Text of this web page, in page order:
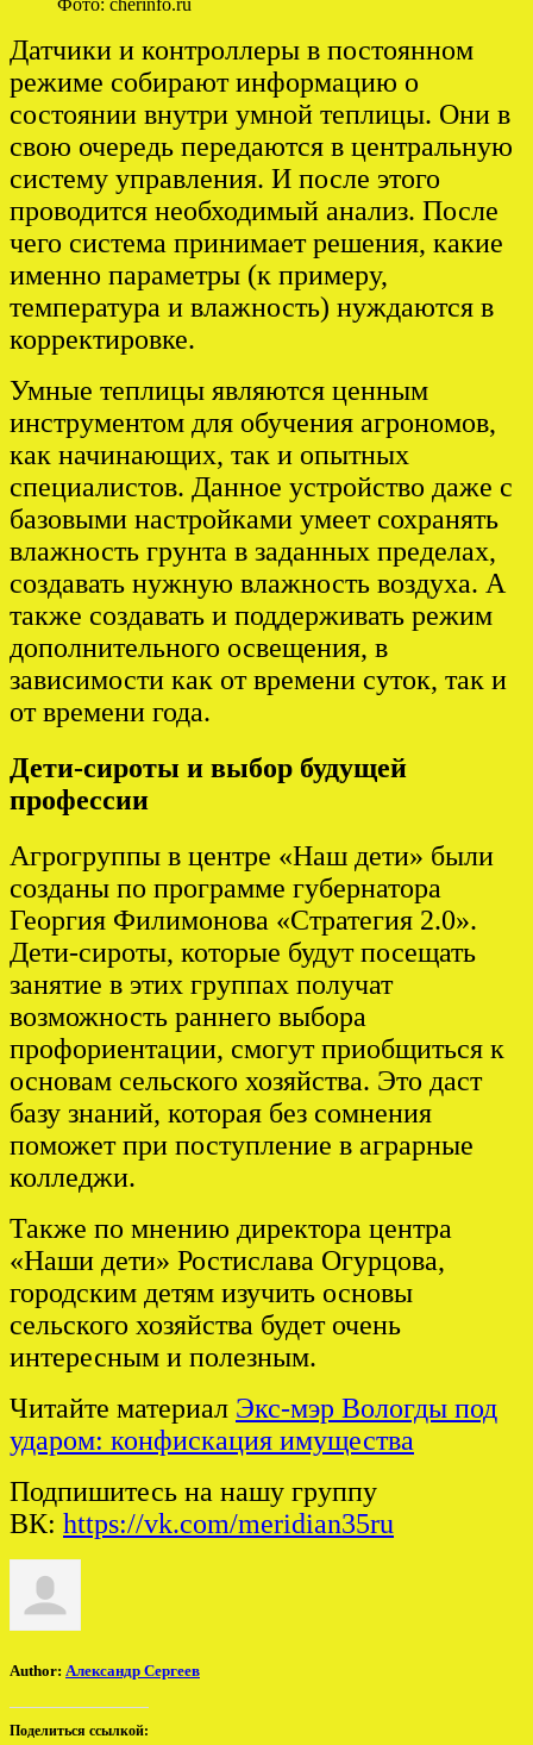
Фото: cherinfo.ru
Датчики и контроллеры в постоянном
режиме собирают информацию о
состоянии внутри умной теплицы. Они в
свою очередь передаются в центральную
систему управления. И после этого
проводится необходимый анализ. После
чего система принимает решения, какие
именно параметры (к примеру,
температура и влажность) нуждаются в
корректировке.
Умные теплицы являются ценным
инструментом для обучения агрономов,
как начинающих, так и опытных
специалистов. Данное устройство даже с
базовыми настройками умеет сохранять
влажность грунта в заданных пределах,
создавать нужную влажность воздуха. А
также создавать и поддерживать режим
дополнительного освещения, в
зависимости как от времени суток, так и
от времени года.
Дети-сироты и выбор будущей
профессии
Агрогруппы в центре «Наш дети» были
созданы по программе губернатора
Георгия Филимонова «Стратегия 2.0».
Дети-сироты, которые будут посещать
занятие в этих группах получат
возможность раннего выбора
профориентации, смогут приобщиться к
основам сельского хозяйства. Это даст
базу знаний, которая без сомнения
поможет при поступление в аграрные
колледжи.
Также по мнению директора центра
«Наши дети» Ростислава Огурцова,
городским детям изучить основы
сельского хозяйства будет очень
интересным и полезным.
Читайте материал Экс-мэр Вологды под
ударом: конфискация имущества
Подпишитесь на нашу группу
ВК: https://vk.com/meridian35ru
Author: Александр Сергеев
Поделиться ссылкой: